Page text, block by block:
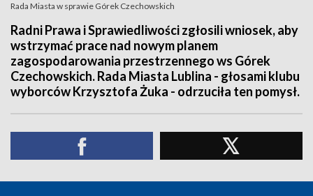
Rada Miasta w sprawie Górek Czechowskich
Radni Prawa i Sprawiedliwości zgłosili wniosek, aby
wstrzymać prace nad nowym planem
zagospodarowania przestrzennego ws Górek
Czechowskich. Rada Miasta Lublina - głosami klubu
wyborców Krzysztofa Żuka - odrzuciła ten pomysł.